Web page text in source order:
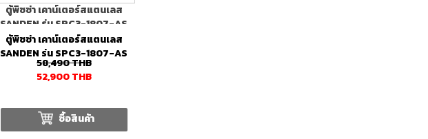
ตู้พิซซ่า เคาน์เตอร์สแตนเลส
SANDEN รุ่น SPC3-1807-AS
ตู้พิซซ่า เคาน์เตอร์สแตนเลส
SANDEN รุ่น SPC3-1807-AS
58,490THB
52,900THB
ซื้อสินค้า